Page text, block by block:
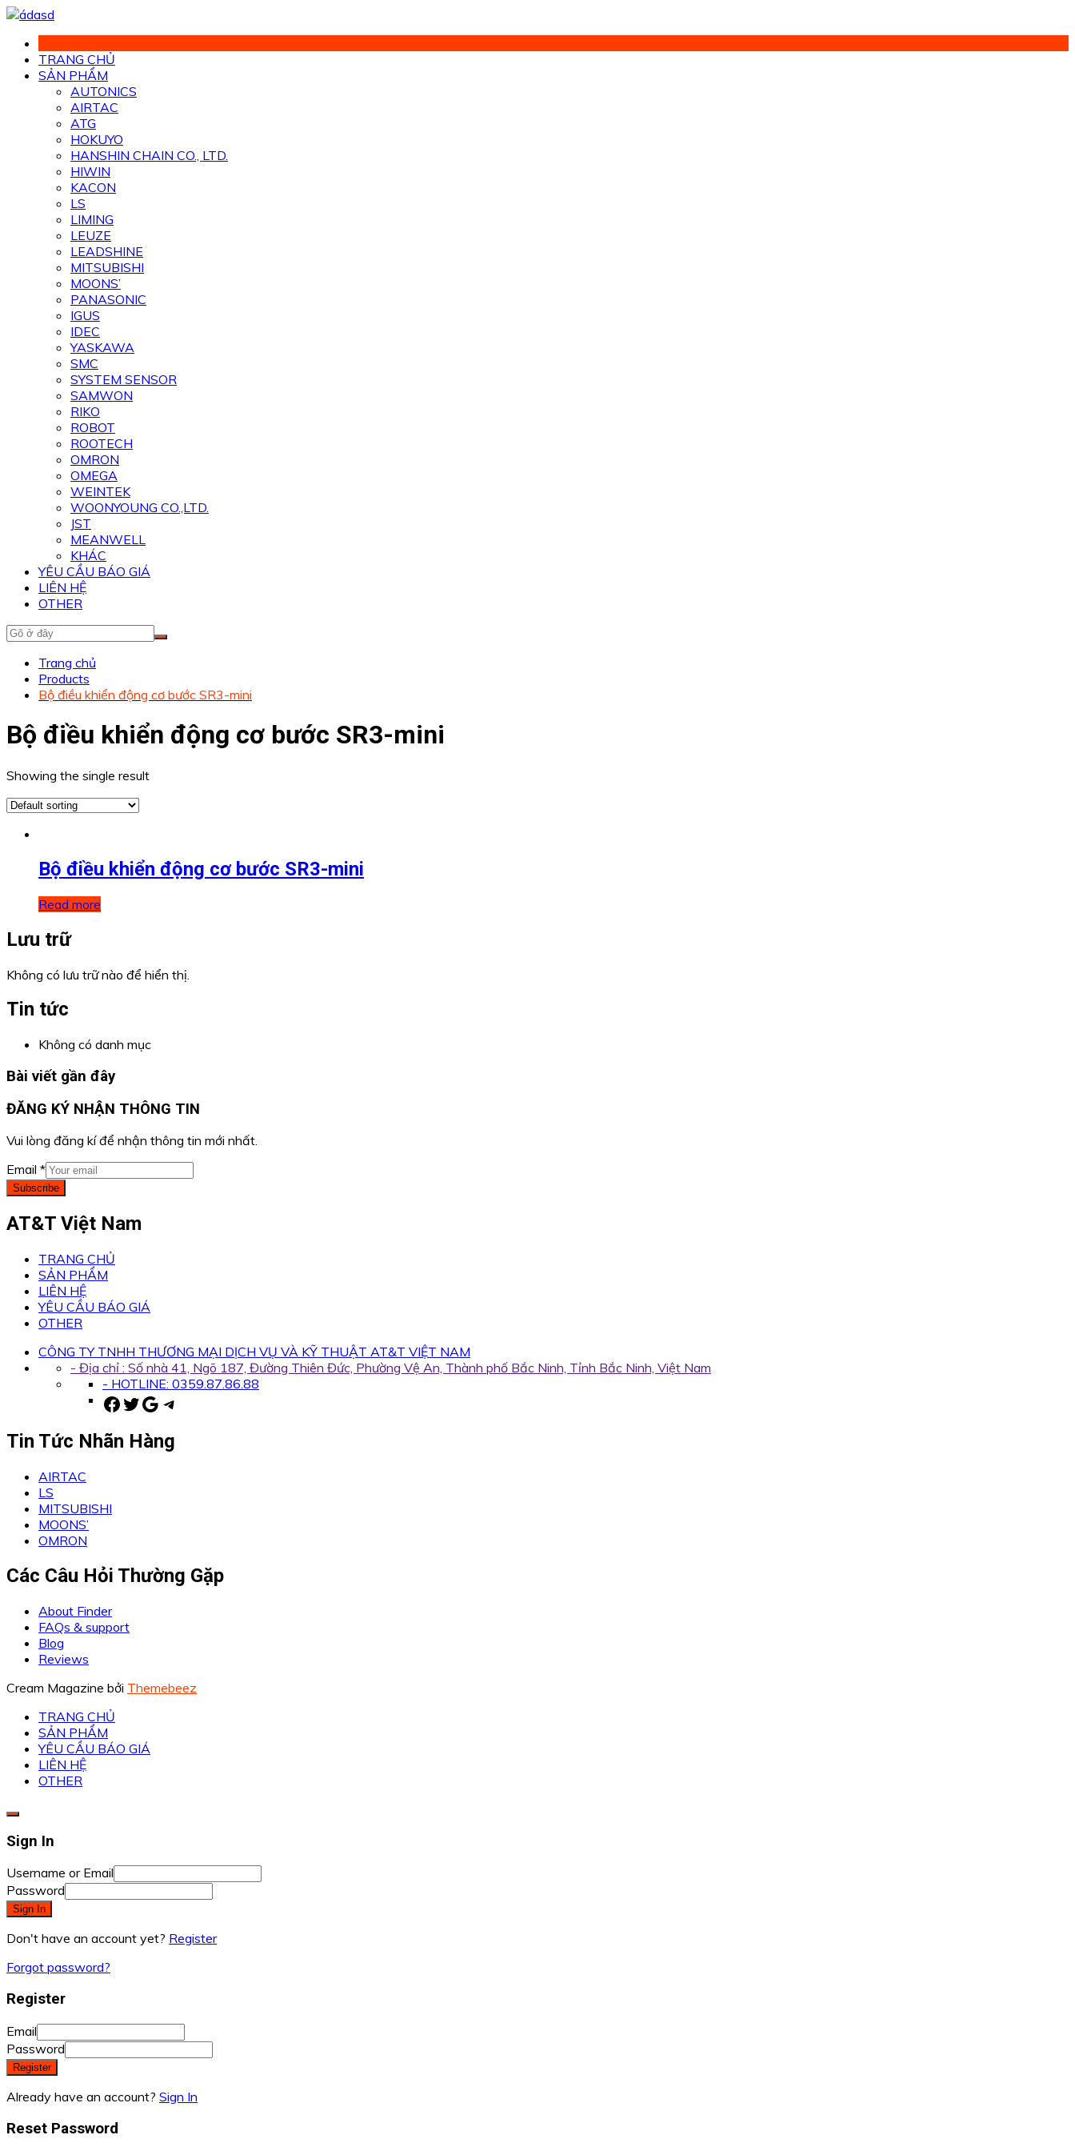
Chuyển
phần
dung
TRANG CHỦ
SẢN PHẨM
AUTONICS
AIRTAC
ATG
HOKUYO
HANSHIN CHAIN CO., LTD.
HIWIN
KACON
LS
LIMING
LEUZE
LEADSHINE
MITSUBISHI
MOONS’
PANASONIC
IGUS
IDEC
YASKAWA
SMC
SYSTEM SENSOR
SAMWON
RIKO
ROBOT
ROOTECH
OMRON
OMEGA
WEINTEK
WOONYOUNG CO.,LTD.
JST
MEANWELL
KHÁC
YÊU CẦU BÁO GIÁ
LIÊN HỆ
OTHER
Trang chủ
Products
Bộ điều khiển động cơ bước SR3-mini
Bộ điều khiển động cơ bước SR3-mini
Showing the single result
Bộ điều khiển động cơ bước SR3-mini
Read more
Lưu trữ
Không có lưu trữ nào để hiển thị.
Tin tức
Không có danh mục
Bài viết gần đây
ĐĂNG KÝ NHẬN THÔNG TIN
Vui lòng đăng kí để nhận thông tin mới nhất.
Email *
Subscribe
AT&T Việt Nam
TRANG CHỦ
SẢN PHẨM
LIÊN HỆ
YÊU CẦU BÁO GIÁ
OTHER
CÔNG TY TNHH THƯƠNG MẠI DỊCH VỤ VÀ KỸ THUẬT AT&T VIỆT NAM
- Địa chỉ : Số nhà 41, Ngõ 187, Đường Thiên Đức, Phường Vệ An, Thành phố Bắc Ninh, Tỉnh Bắc Ninh, Việt Nam
- HOTLINE: 0359.87.86.88
Facebook
Twitter
Google
Telegram
Tin Tức Nhãn Hàng
AIRTAC
LS
MITSUBISHI
MOONS’
OMRON
Các Câu Hỏi Thường Gặp
About Finder
FAQs & support
Blog
Reviews
Cream Magazine bởi Themebeez
TRANG CHỦ
SẢN PHẨM
YÊU CẦU BÁO GIÁ
LIÊN HỆ
OTHER
Sign In
Username or Email
Password
Sign In
Don't have an account yet? Register
Forgot password?
Register
Email
Password
Register
Already have an account? Sign In
Reset Password